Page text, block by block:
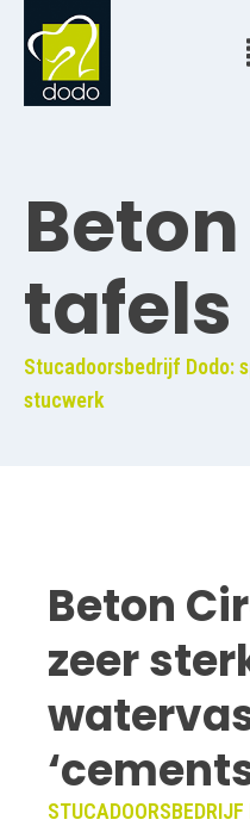
tafels
Stucadoorsbedrijf Dodo:
stucwerk
Beton
zeer
STUCADOORSBEDRIJF